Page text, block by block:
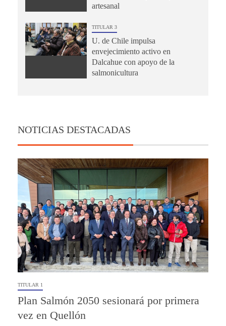
artesanal
TITULAR 3
U. de Chile impulsa
envejecimiento activo en
Dalcahue con apoyo de la
salmonicultura
NOTICIAS DESTACADAS
TITULAR 1
Plan Salmón 2050 sesionará por primera
vez en Quellón